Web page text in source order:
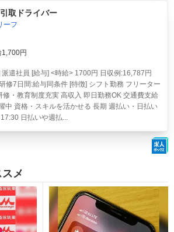
取ドライバー
ーフ
円
派遣社員 [給与] <時給> 1700円 日収例:16,787円
修7日間:給与同条件 [特徴] シフト勤務 フリーター
・教育制度充実 高収入 即日勤務OK 交通費支給
中 資格・スキルを活かせる 長期 週払い・日払い
日払いや週払...
メ